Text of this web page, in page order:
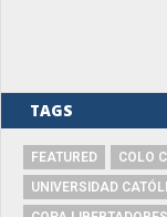
TAGS
FEATURED COLO
UNIVERSIDAD